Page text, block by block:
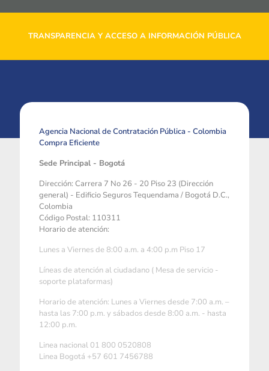
TRANSPARENCIA Y ACCESO A INFORMACIÓN PÚBLICA
Agencia Nacional de Contratación Pública - Colombia
Compra Eficiente
Sede Principal - Bogotá
Dirección: Carrera 7 No 26 - 20 Piso 23 (Dirección
general) - Edificio Seguros Tequendama / Bogotá D.C.,
Colombia
Código Postal: 110311
Horario de atención:
Lunes a Viernes de 8:00 a.m. a 4:00 p.m Piso 17
Líneas de atención al ciudadano ( Mesa de servicio -
soporte plataformas)
Horario de atención: Lunes a Viernes desde 7:00 a.m. –
hasta las 7:00 p.m. y sábados desde 8:00 a.m. - hasta
12:00 p.m.
Linea nacional 01 800 0520808
Linea Bogotá +57 601 7456788